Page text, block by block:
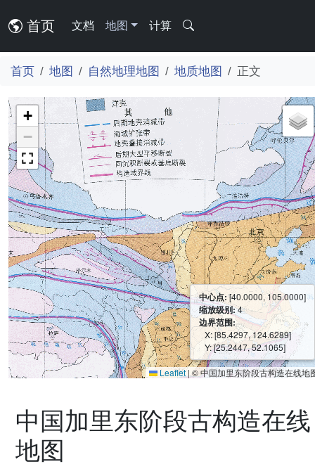
首页 文档 地图 计算
首页 地图 自然地理地图 地质地图 正文
+
−
中心点:[40.0000, 105.0000]
缩放级别:4
边界范围:
X: [85.4297, 124.6289]
Y: [25.2447, 52.1065]
Leaflet | © 中国加里东阶段古构造在线地
中国加里东阶段古构造在线
地图